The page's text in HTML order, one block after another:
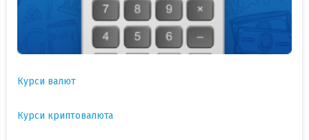
Курси валют
Курси криптовалюта